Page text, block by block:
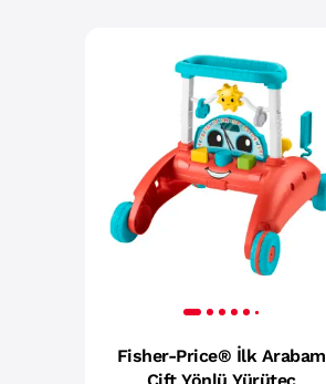
Fisher-Price® İlk Arabam